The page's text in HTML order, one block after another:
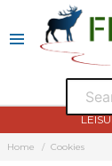
Home Cookies